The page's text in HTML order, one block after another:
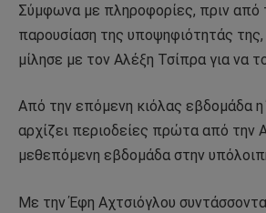
Σύμφωνα με πληροφορίες, πριν από
παρουσίαση της υποψηφιότητάς
μίλησε με τον Αλέξη Τσίπρα για να
Από την επόμενη κιόλας εβδομάδα
αρχίζει περιοδείες πρώτα από την
μεθεπόμενη εβδομάδα στην
Με την Έφη Αχτσιόγλου